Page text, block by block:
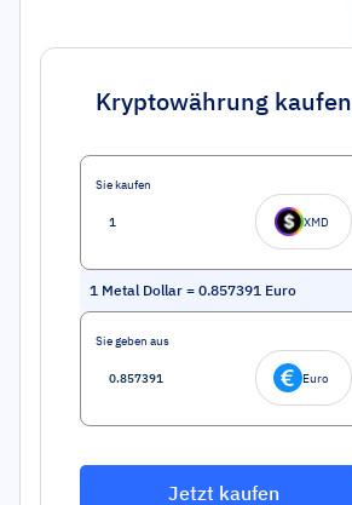
Kryptowährung kaufen
Sie kaufen
XMD
1 Metal Dollar = 0.857391 Euro
Sie geben aus
Euro
Jetzt kaufen